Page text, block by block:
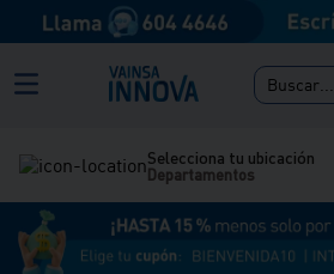
Buscar....
Selecciona tu ubicación
Departamentos